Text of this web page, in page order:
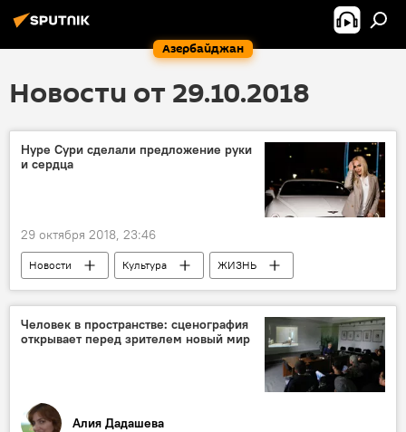
Азербайджан
Новости от 29.10.2018
Нуре Сури сделали предложение руки
и сердца
29 октября 2018, 23:46
Новости Культура
ЖИЗНЬ
Нура Сури
клип
Человек в пространстве: сценография
открывает перед зрителем новый мир
Алия Дадашева